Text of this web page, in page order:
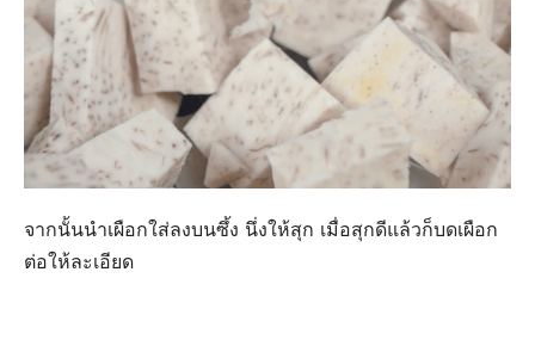
จากนั้นนำเผือกใส่ลงบนซึ้ง นึ่งให้สุก เมื่อสุกดีแล้วก็บดเผือก
ต่อให้ละเอียด